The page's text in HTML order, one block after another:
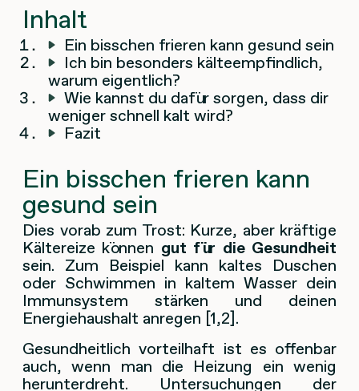
Inhalt
Ein bisschen frieren kann gesund sein
Ich bin besonders kälteempfindlich,
warum eigentlich?
Wie kannst du dafür sorgen, dass dir
weniger schnell kalt wird?
Fazit
Ein bisschen frieren kann
gesund sein
Dies vorab zum Trost: Kurze, aber kräftige
Kältereize können gut für die Gesundheit
sein. Zum Beispiel kann kaltes Duschen
oder Schwimmen in kaltem Wasser dein
Immunsystem stärken und deinen
Energiehaushalt anregen [1,2].
Gesundheitlich vorteilhaft ist es offenbar
auch, wenn man die Heizung ein wenig
herunterdreht. Untersuchungen der